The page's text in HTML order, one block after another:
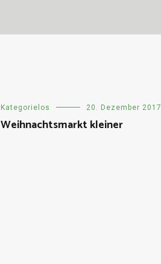
Kategorielos 20. Dezember 2017
Weihnachtsmarkt kleiner